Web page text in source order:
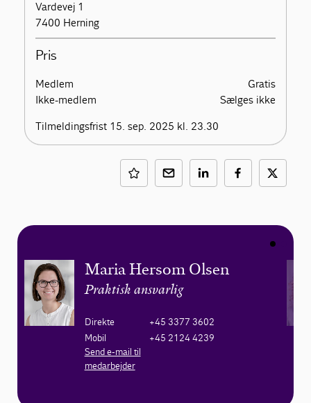
Vardevej 1
7400 Herning
Pris
Medlem
Gratis
Ikke-medlem
Sælges ikke
Tilmeldingsfrist 15. sep. 2025 kl. 23.30
Maria Hersom Olsen
Praktisk ansvarlig
Direkte
+45 3377 3602
Mobil
+45 2124 4239
Send e-mail til
medarbejder